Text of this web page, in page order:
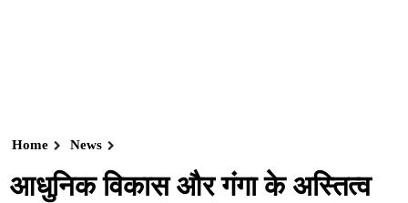
Home News
आधुनिक विकास और गंगा के अस्तित्व